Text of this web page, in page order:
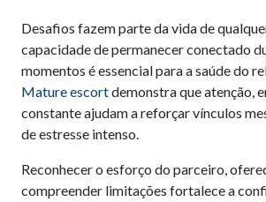
Desafios fazem parte da vida de
capacidade de permanecer conectado
momentos é essencial para a saúde do
Mature escortdemonstra que atenção,
constante ajudam a reforçar vínculos
de estresse intenso.
Reconhecer o esforço do parceiro,
compreender limitações fortalece a